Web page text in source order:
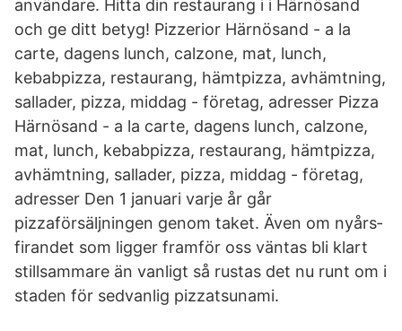
användare. Hitta din restaurang i i Härnösand
och ge ditt betyg! Pizzerior Härnösand - a la
carte, dagens lunch, calzone, mat, lunch,
kebabpizza, restaurang, hämtpizza, avhämtning,
sallader, pizza, middag - företag, adresser Pizza
Härnösand - a la carte, dagens lunch, calzone,
mat, lunch, kebabpizza, restaurang, hämtpizza,
avhämtning, sallader, pizza, middag - företag,
adresser Den 1 januari varje år går
pizzaförsäljningen genom taket. Även om nyårs­
firandet som ligger framför oss väntas bli klart
stillsammare än vanligt så rustas det nu runt om i
staden för sedvanlig pizzatsunami.